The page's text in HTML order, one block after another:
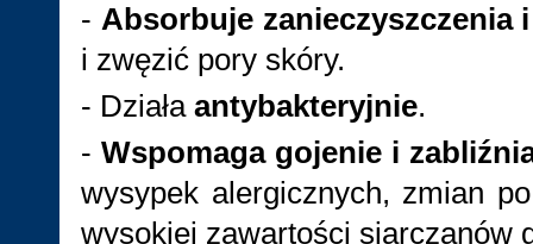
- Absorbuje zanieczyszczenia
i zwęzić pory skóry.
- Działa antybakteryjnie.
- Wspomaga gojenie i
wysypek alergicznych, zmian
wysokiej zawartości siarczanów